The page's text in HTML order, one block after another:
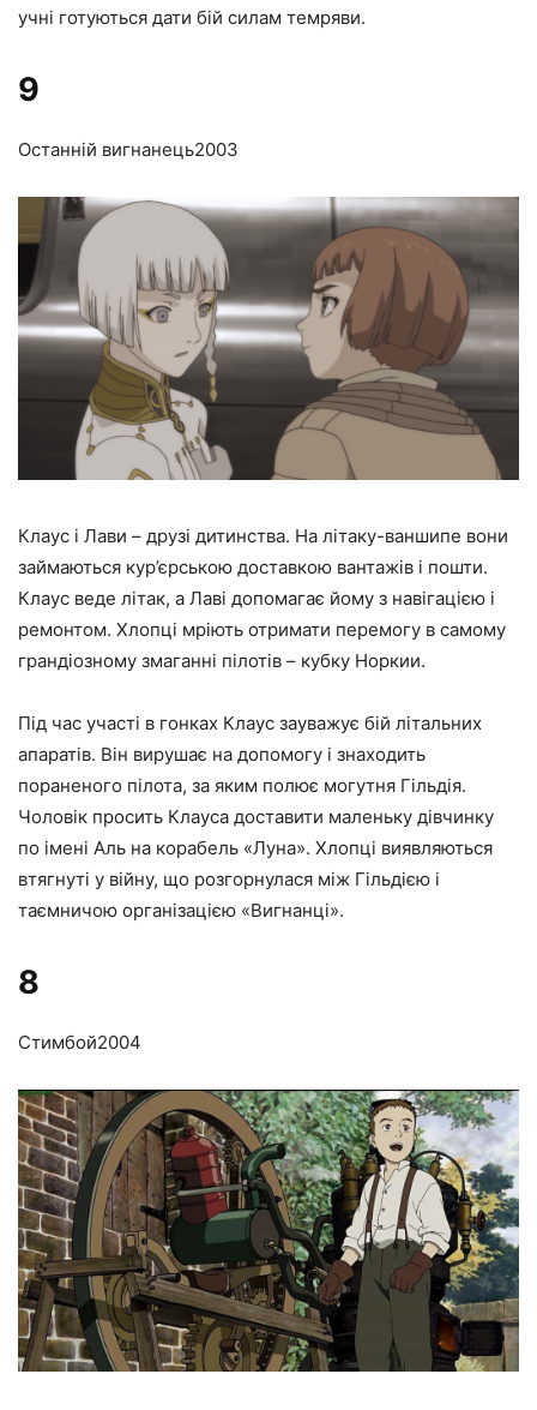
учні готуються дати бій силам темряви.
9
Останній вигнанець2003
Клаус і Лави – друзі дитинства. На літаку-ваншипе вони
займаються кур’єрською доставкою вантажів і пошти.
Клаус веде літак, а Лаві допомагає йому з навігацією і
ремонтом. Хлопці мріють отримати перемогу в самому
грандіозному змаганні пілотів – кубку Норкии.
Під час участі в гонках Клаус зауважує бій літальних
апаратів. Він вирушає на допомогу і знаходить
пораненого пілота, за яким полює могутня Гільдія.
Чоловік просить Клауса доставити маленьку дівчинку
по імені Аль на корабель «Луна». Хлопці виявляються
втягнуті у війну, що розгорнулася між Гільдією і
таємничою організацією «Вигнанці».
8
Стимбой2004